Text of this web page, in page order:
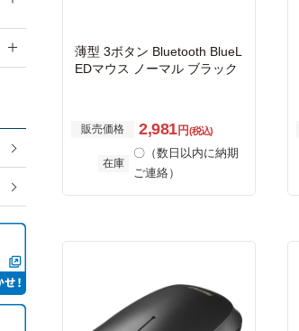
薄型 3ボタン Bluetooth BlueL
EDマウス ノーマル ブラック
販売価格 2,981円(税込)
在庫
〇（数日以内に納期
ご連絡）